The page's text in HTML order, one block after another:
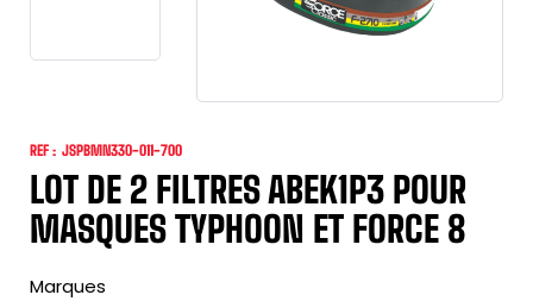
REF : JSPBMN330-011-700
LOT DE 2 FILTRES ABEK1P3 POUR
MASQUES TYPHOON ET FORCE 8
Marques